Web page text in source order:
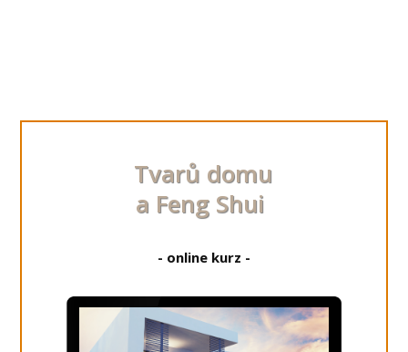
Tvarů domu
a Feng Shui
- online kurz -